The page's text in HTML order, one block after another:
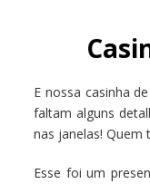
E nossa casinha
faltam alguns
nas janelas! Quem
Esse foi um